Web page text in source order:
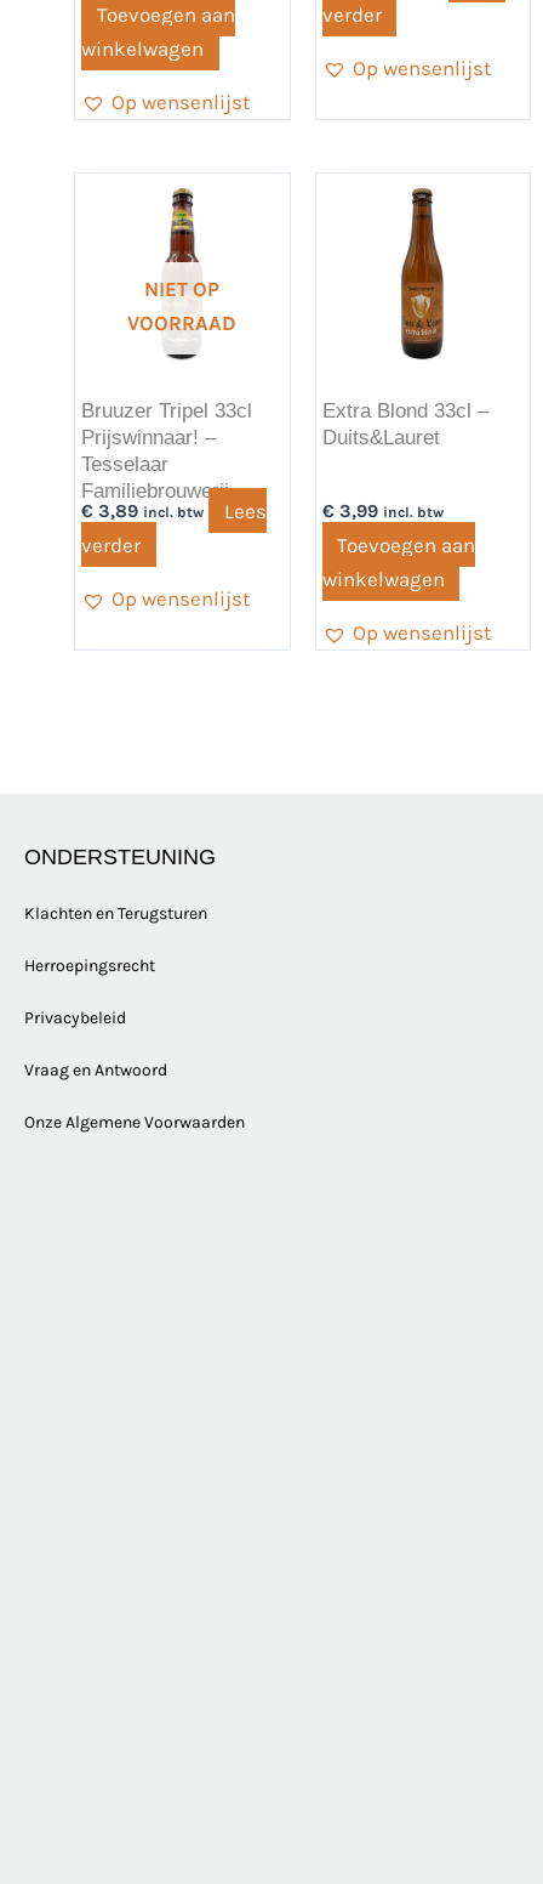
Toevoegen aan
winkelwagen
Op wensenlijst
verder
Op wensenlijst
NIET OP
VOORRAAD
Bruuzer Tripel 33cl
Prijswinnaar! –
Tesselaar
Familiebrouwerij
€ 3,89 incl. btw
Lees
verder
Op wensenlijst
Extra Blond 33cl –
Duits&Lauret
€3,99 incl. btw
Toevoegen aan
winkelwagen
Op wensenlijst
ONDERSTEUNING
Klachten en Terugsturen
Herroepingsrecht
Privacybeleid
Vraag en Antwoord
Onze Algemene Voorwaarden